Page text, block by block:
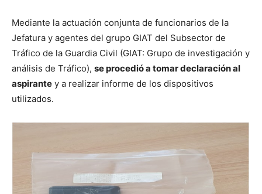
Mediante la actuación conjunta de funcionarios de la
Jefatura y agentes del grupo GIAT del Subsector de
Tráfico de la Guardia Civil (GIAT: Grupo de investigación y
análisis de Tráfico), se procedió a tomar declaración al
aspirante y a realizar informe de los dispositivos
utilizados.